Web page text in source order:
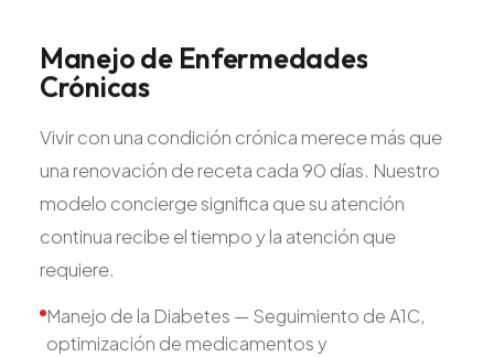
Manejode Enfermedades
Crónicas
Vivir con una condición crónica merece más que
una renovación de receta cada 90 días. Nuestro
modelo concierge significa que su atención
continua recibe el tiempo y la atención que
requiere.
Manejo de la Diabetes — Seguimiento de A1C,
optimización de medicamentos y